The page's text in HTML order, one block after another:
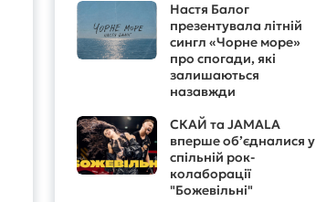
Настя Балог
презентувала літній
сингл «Чорне море»
про спогади, які
залишаються
назавжди
СКАЙ та JAMALA
вперше об’єдналися у
спільній рок-
колаборації
"Божевільні"